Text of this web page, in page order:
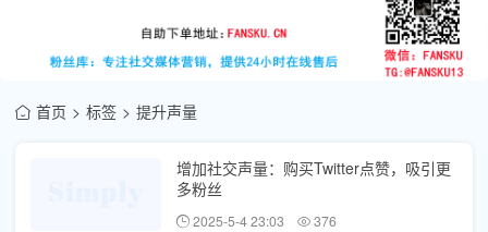
首页 标签 提升声量
增加社交声量：购买Twitter点赞，吸引更
多粉丝
2025-5-4 23:03 376